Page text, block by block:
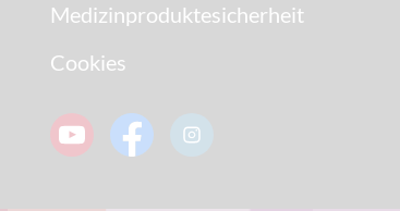
Medizinproduktesicherheit
Cookies